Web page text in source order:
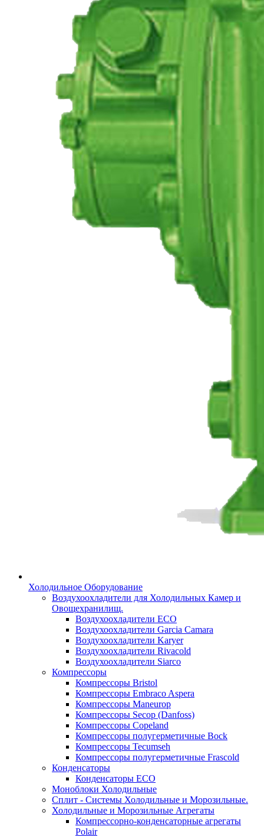
Холодильное Оборудование
Воздухоохладители для Холодильных Камер и
Овощехранилищ.
Воздухоохладители ECO
Воздухоохладители Garcia Camara
Воздухоохладители Karyer
Воздухоохладители Rivacold
Воздухоохладители Siarco
Компрессоры
Компрессоры Bristol
Компрессоры Embraco Aspera
Компрессоры Maneurop
Компрессоры Secop (Danfoss)
Компрессоры Copeland
Компрессоры полугерметичные Bock
Компрессоры Tecumseh
Компрессоры полугерметичные Frascold
Конденсаторы
Конденсаторы ECO
Моноблоки Холодильные
Сплит - Системы Холодильные и Морозильные.
Холодильные и Морозильные Агрегаты
Компрессорно-конденсаторные агрегаты
Polair